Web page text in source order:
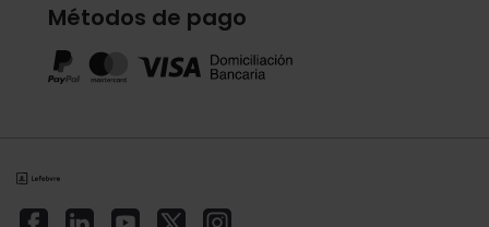
Métodos de pago